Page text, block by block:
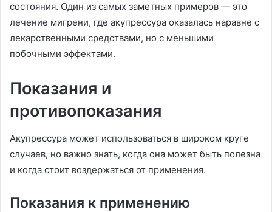
состояния. Один из самых заметных примеров — это
лечение мигрени, где акупрессура оказалась наравне с
лекарственными средствами, но с меньшими
побочными эффектами.
Показания и
противопоказания
Акупрессура может использоваться в широком круге
случаев, но важно знать, когда она может быть полезна
и когда стоит воздержаться от применения.
Показания к применению